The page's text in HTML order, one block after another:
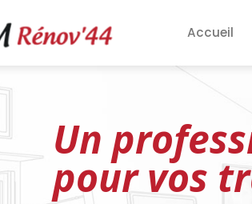
Accueil
Un
pour vos